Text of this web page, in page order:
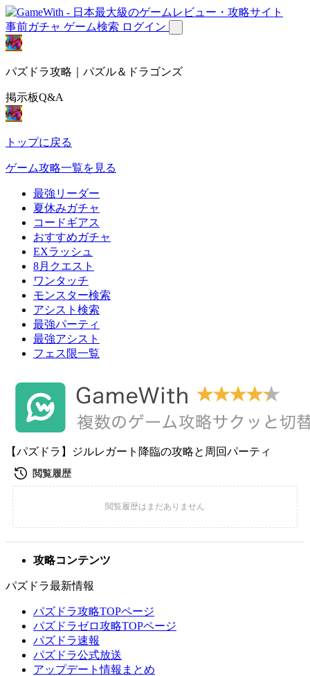
事前ガチャ ゲーム検索 ログイン
パズドラ攻略｜パズル＆ドラゴンズ
掲示板Q&A
トップに戻る
ゲーム攻略一覧を見る
最強リーダー
夏休みガチャ
コードギアス
おすすめガチャ
EXラッシュ
8月クエスト
ワンタッチ
モンスター検索
アシスト検索
最強パーティ
最強アシスト
フェス限一覧
【パズドラ】ジルレガート降臨の攻略と周回パーティ
攻略コンテンツ
パズドラ最新情報
パズドラ攻略TOPページ
パズドラゼロ攻略TOPページ
パズドラ速報
パズドラ公式放送
アップデート情報まとめ